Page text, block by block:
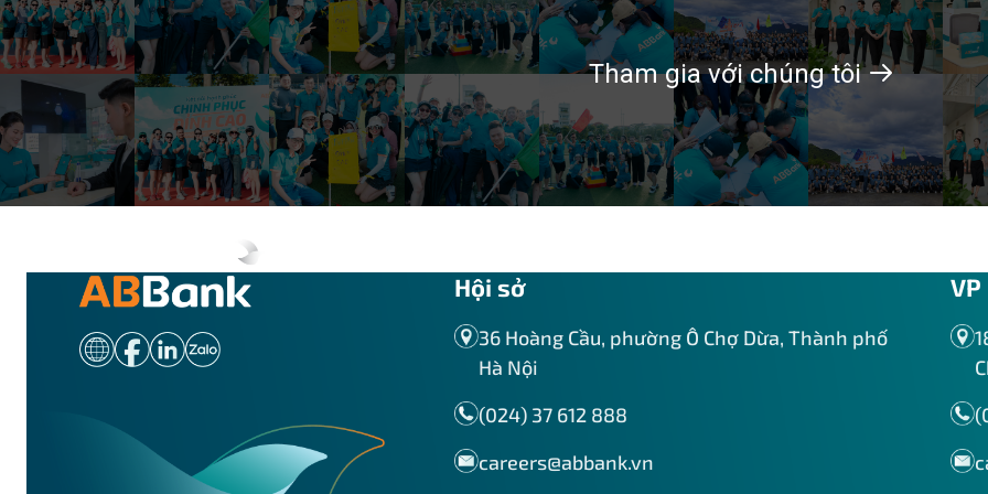
Khối Quản trị rủi ro_Phòng Quản trị rủi ro tín dụng
Khối Quản trị rủi ro_Phòng Quản trị rủi ro tích hợp
Khối Kế toán_Ban Giám đốc
Khối Kế toán_Phòng Kế toán tổng hợp
Khối Kế toán_Phòng kế toán nguồn vốn
Khối Thẩm định và Phê duyệt tín dụng_Ban Giám
ABBANK Bắc Sài Gòn
ABBANK Bắc Thăng Long
ABBANK Bến Cát
ABBANK Bến Lức
ABBANK Bến Nghé
ABBANK Bình Dương
Tham gia với chúng tôi
Hội sở
36 Hoàng Cầu, phường Ô Chợ Dừa, Thành phố
Hà Nội
(024) 37 612 888
careers@abbank.vn
VP